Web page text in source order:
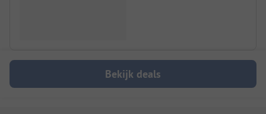
Bekijk deals